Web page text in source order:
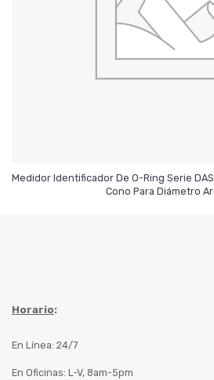
Medidor Identificador De O-Ring Serie
Cono Para Diámetro
Leer Más
Horario:
En Línea: 24/7
En Oficinas: L-V, 8am-5pm